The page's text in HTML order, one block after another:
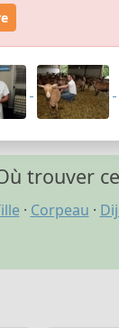
trouver
· Corpeau ·